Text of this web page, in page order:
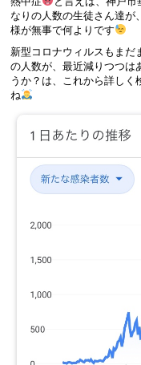
なりの人数の生徒さん達が
様が無事で何よりです
新型コロナウィルスもまだ
の人数が、最近減りつつは
うか？は、これから詳しく
ね